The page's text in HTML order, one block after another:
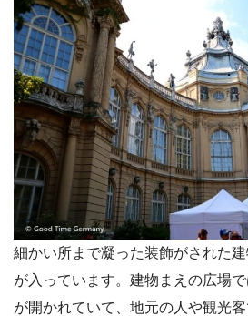
細かい所まで凝った装飾がされた
が入っています。建物まえの広場
が開かれていて、地元の人や観光